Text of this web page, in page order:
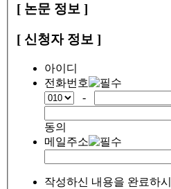
[ 논문 정보 ]
[ 신청자 정보 ]
아이디
전화번호
-
동의
메일주소
작성하신 내용을 완료하